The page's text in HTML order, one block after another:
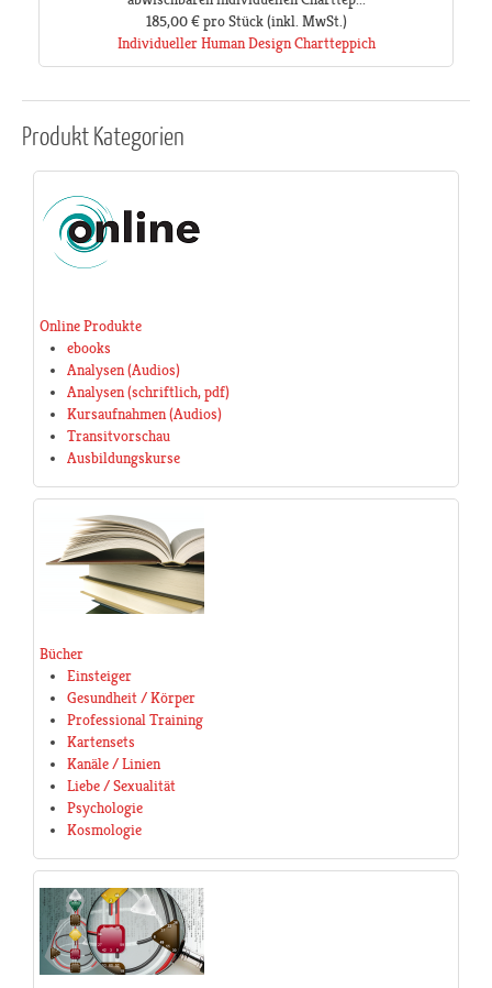
185,00 € pro Stück(inkl. MwSt.)
Individueller Human Design Chartteppich
ProduktKategorien
Online Produkte
ebooks
Analysen (Audios)
Analysen (schriftlich, pdf)
Kursaufnahmen (Audios)
Transitvorschau
Ausbildungskurse
Bücher
Einsteiger
Gesundheit / Körper
Professional Training
Kartensets
Kanäle / Linien
Liebe / Sexualität
Psychologie
Kosmologie